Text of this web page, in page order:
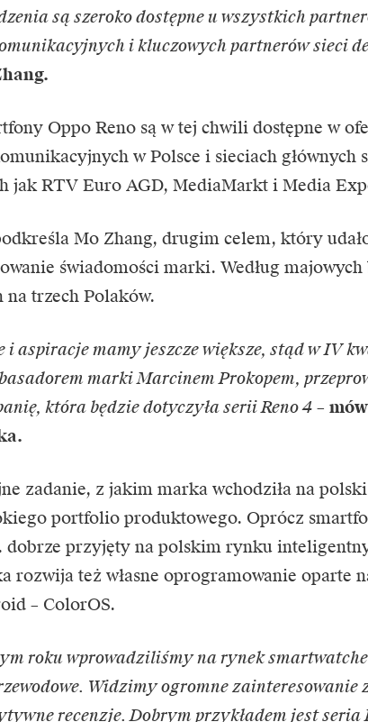
są szeroko dostępne u wszystkich
i kluczowych partnerów sieci
Oppo Reno są w tej chwili dostępne w
w Polsce i sieciach głównych
jak RTV Euro AGD, MediaMarkt i Media
Mo Zhang, drugim celem, który
świadomości marki. Według
na trzech Polaków.
i aspiracje mamy jeszcze większe, stąd w IV
marki Marcinem Prokopem,
która będzie dotyczyła serii Reno 4–
zadanie, z jakim marka wchodziła na
portfolio produktowego. Oprócz
dobrze przyjęty na polskim rynku
rozwija też własne oprogramowanie oparte
– ColorOS.
roku wprowadziliśmy na rynek
Widzimy ogromne zainteresowanie
recenzje. Dobrym przykładem jest seria